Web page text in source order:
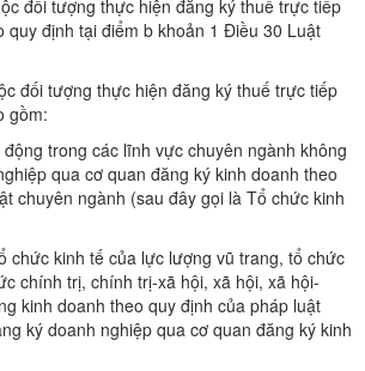
đối tượng thực hiện đăng ký thuế trực tiếp
quy định tại điểm b khoản 1 Điều 30 Luật
đối tượng thực hiện đăng ký thuế trực tiếp
gồm:
trong các lĩnh vực chuyên ngành không
qua cơ quan đăng ký kinh doanh theo
chuyên ngành (sau đây gọi là Tổ chức kinh
chức kinh tế của lực lượng vũ trang, tổ chức
chính trị, chính trị-xã hội, xã hội, xã hội-
kinh doanh theo quy định của pháp luật
ký doanh nghiệp qua cơ quan đăng ký kinh